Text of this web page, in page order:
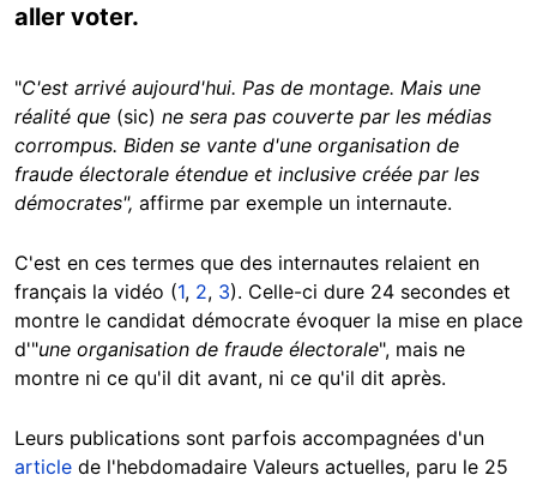
aller voter.
"C'est arrivé aujourd'hui. Pas de montage. Mais une
réalité que (sic) ne sera pas couverte par les médias
corrompus. Biden se vante d'une organisation de
fraude électorale étendue et inclusive créée par les
démocrates", affirme par exemple un internaute.
C'est en ces termes que des internautes relaient en
français la vidéo (1, 2, 3). Celle-ci dure 24 secondes et
montre le candidat démocrate évoquer la mise en place
d'"une organisation de fraude électorale", mais ne
montre ni ce qu'il dit avant, ni ce qu'il dit après.
Leurs publications sont parfois accompagnées d'un
article de l'hebdomadaire Valeurs actuelles, paru le 25